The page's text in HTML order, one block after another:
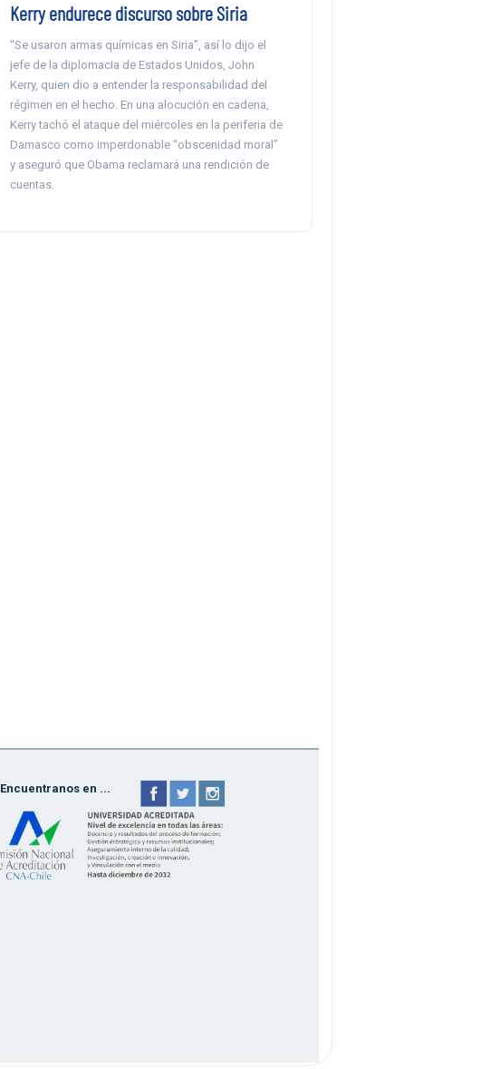
Kerry endurece discurso sobre Siria
“Se usaron armas químicas en Siria”, así lo dijo el
jefe de la diplomacia de Estados Unidos, John
Kerry, quien dio a entender la responsabilidad del
régimen en el hecho. En una alocución en cadena,
Kerry tachó el ataque del miércoles en la periferia de
Damasco como imperdonable “obscenidad moral”
y aseguró que Obama reclamará una rendición de
cuentas.
Encuentranos en ...